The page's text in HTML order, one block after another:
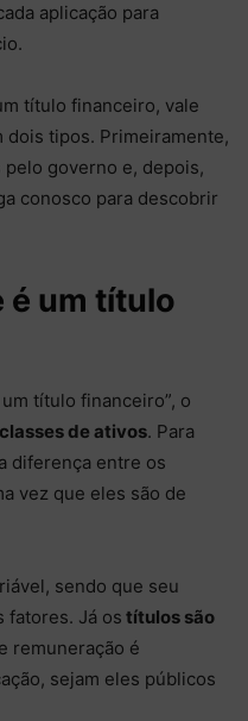
aplicação para
título financeiro, vale
dois tipos. Primeiramente,
pelo governo e, depois,
conosco para descobrir
é um título
título financeiro”, o
classes de ativos. Para
diferença entre os
vez que eles são de
sendo que seu
fatores. Já os títulos são
remuneração é
sejam eles públicos